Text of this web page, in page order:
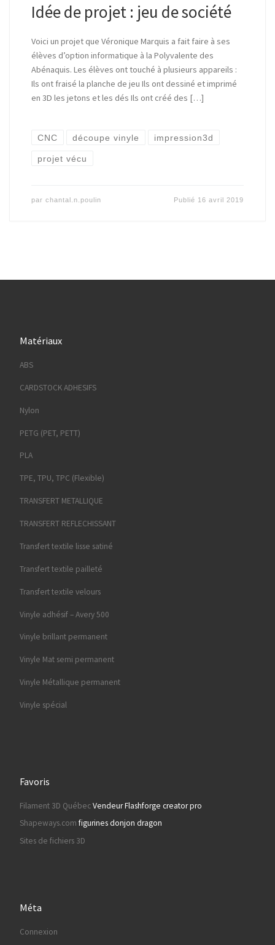
Idée de projet : jeu de société
Voici un projet que Véronique Marquis a fait faire à ses
élèves d’option informatique à la Polyvalente des
Abénaquis. Les élèves ont touché à plusieurs appareils :
Ils ont fraisé la planche de jeu Ils ont dessiné et imprimé
en 3D les jetons et les dés Ils ont créé des […]
CNC découpe vinyle impression3d
projet vécu
par chantal.n.poulin Publié 16 avril 2019
Matériaux
ABS
CARDSTOCK ADHESIFS
Nylon
PETG (PET, PETT)
PLA
TPE, TPU, TPC (Flexible)
TRANSFERT METALLIQUE
TRANSFERT REFLECHISSANT
Transfert textile lisse satiné
Transfert textile pailleté
Transfert textile velours
Vinyle adhésif – Avery 500
Vinyle brillant permanent
Vinyle Mat semi permanent
Vinyle Métallique permanent
Vinyle spécial
Favoris
Filament 3D QuébecVendeur Flashforge creator pro
Shapeways.com figurines donjon dragon
Sites de fichiers 3D
Méta
Connexion